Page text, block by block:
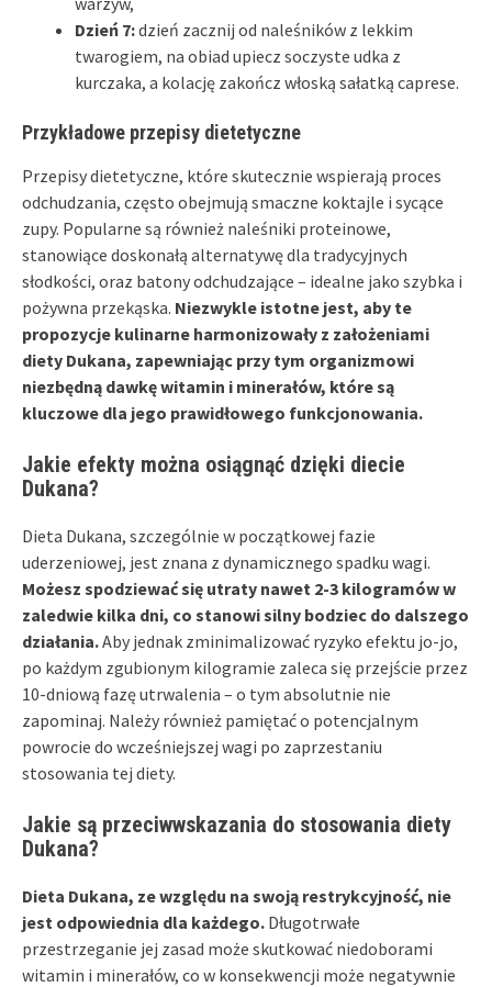
Dzień 7:dzień zacznij od naleśników z lekkim
twarogiem, na obiad upiecz soczyste udka z
kurczaka, a kolację zakończ włoską sałatką caprese.
Przykładowe przepisy dietetyczne
Przepisy dietetyczne, które skutecznie wspierają proces
odchudzania, często obejmują smaczne koktajle i sycące
zupy. Popularne są również naleśniki proteinowe,
stanowiące doskonałą alternatywę dla tradycyjnych
słodkości, oraz batony odchudzające – idealne jako szybka i
pożywna przekąska. Niezwykle istotne jest, aby te
propozycje kulinarne harmonizowały z założeniami
diety Dukana, zapewniając przy tym organizmowi
niezbędną dawkę witamin i minerałów, które są
kluczowe dla jego prawidłowego funkcjonowania.
Jakie efekty można osiągnąć dzięki diecie
Dukana?
Dieta Dukana, szczególnie w początkowej fazie
uderzeniowej, jest znana z dynamicznego spadku wagi.
Możesz spodziewać się utraty nawet 2-3 kilogramów w
zaledwie kilka dni, co stanowi silny bodziec do dalszego
działania.Aby jednak zminimalizować ryzyko efektu jo-jo,
po każdym zgubionym kilogramie zaleca się przejście przez
10-dniową fazę utrwalenia – o tym absolutnie nie
zapominaj. Należy również pamiętać o potencjalnym
powrocie do wcześniejszej wagi po zaprzestaniu
stosowania tej diety.
Jakie są przeciwwskazania do stosowania diety
Dukana?
Dieta Dukana, ze względu na swoją restrykcyjność, nie
jest odpowiednia dla każdego. Długotrwałe
przestrzeganie jej zasad może skutkować niedoborami
witamin i minerałów, co w konsekwencji może negatywnie